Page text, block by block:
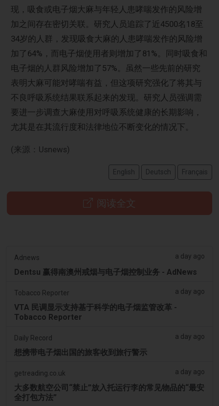
现，吸食或电子烟大麻与年轻人患哮喘发作的风险增
加之间存在密切关联。研究人员追踪了近4500名18至
34岁的人群，发现吸食大麻的人患哮喘发作的风险增
加了64%，而电子烟使用者则增加了81%。同时吸食和
电子烟的人群风险增加了57%。虽然一些先前的研究
表明大麻可能对哮喘有益，但这项研究强化了将其与
不良呼吸系统结果联系起来的发现。研究人员强调需
要进一步调查大麻使用对呼吸系统健康的长期影响，
尤其是在其流行度和法律地位不断变化的情况下。
(来源：Usnews)
English Deutsch Français
阅读全文
Adnews a day ago
Dentsu 赢得南澳州戒烟与电子烟控制业务 - AdNews
Tobacco Reporter a day ago
VTA 民调显示支持基于科学的电子烟监管改革 -
Tobacco Reporter
Daily Record a day ago
想携带电子烟出国的旅客收到旅行警示
getreading.co.uk a day ago
大多数航空公司“禁止”放入托运行李的常见物品的“最安
全打包方法”